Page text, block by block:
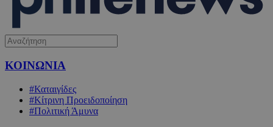
ΚΟΙΝΩΝΙΑ
#Καταιγίδες
#Κίτρινη Προειδοποίηση
#Πολιτική Άμυνα